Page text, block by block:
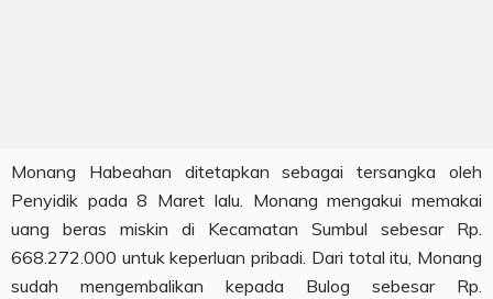
Monang Habeahan ditetapkan sebagai tersangka oleh
Penyidik pada 8 Maret lalu. Monang mengakui memakai
uang beras miskin di Kecamatan Sumbul sebesar Rp.
668.272.000 untuk keperluan pribadi. Dari total itu, Monang
sudah mengembalikan kepada Bulog sebesar Rp.